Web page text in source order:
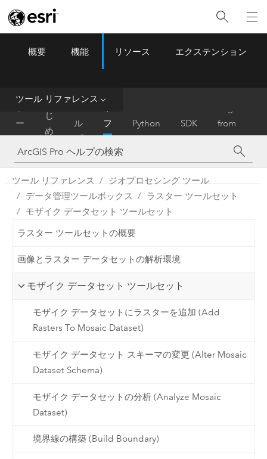
ArcGIS Pro Menu
概要 機能 リソース エクステンション
ツール リファレンス
ー
ム
は
じ
め
に
ル
プ
フ
ァ
レ
ン
ス
Python SDK
from
ArcMap
ツール リファレンス
ジオプロセシング ツール
データ管理ツールボックス
ラスター ツールセット
モザイク データセット ツールセット
ラスター ツールセットの概要
画像とラスター データセットの解析環境
モザイク データセット ツールセット
モザイク データセットにラスターを追加 (Add
Rasters To Mosaic Dataset)
モザイク データセット スキーマの変更 (Alter Mosaic
Dataset Schema)
モザイク データセットの分析 (Analyze Mosaic
Dataset)
境界線の構築 (Build Boundary)